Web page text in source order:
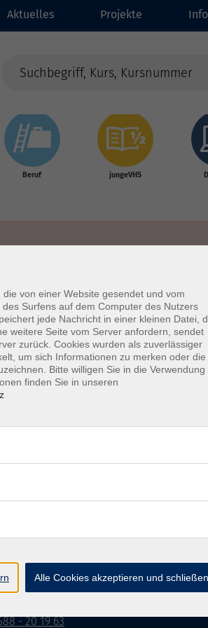
Aktuelles Projekte
Beruf jungeVHS
Datenschutzerklärung AGB
- 41 77 442
- 41 77 448
- 20 19 63
von einer Website gesendet und vom
Surfens auf dem Computer des Nutzers
jede Nachricht in einer kleinen Datei,
weitere Seite vom Server anfordern, sendet
zurück. Cookies wurden als zuverlässiger
um sich Informationen zu merken oder die
Bitte willigen Sie in die Verwendung
finden Sie in unseren
Alle Cookies akzeptieren und schließen